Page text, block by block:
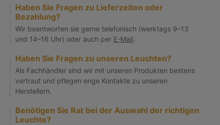
Haben Sie Fragen zu Lieferzeiten oder
Bezahlung?
Wir beantworten sie gerne telefonisch (werktags 9–13
und 14–16 Uhr) oder auch per E-Mail.
Haben Sie Fragen zu unseren Leuchten?
Als Fachhändler sind wir mit unseren Produkten bestens
vertraut und pflegen enge Kontakte zu unseren
Herstellern.
Benötigen Sie Rat bei der Auswahl der richtigen
Leuchte?